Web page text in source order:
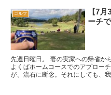
ゴルフ
【7
ーチ
先週日曜日。 妻の実家への帰省から夕方戻り、すぐに練習へ。あわ
よくばホームコースでのアプロー
が、流石に断念。それにしても、我ながらア